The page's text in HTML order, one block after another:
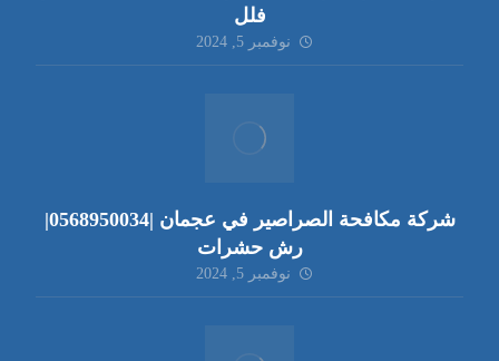
فلل
نوفمبر 5, 2024
شركة مكافحة الصراصير في عجمان |0568950034|
رش حشرات
نوفمبر 5, 2024